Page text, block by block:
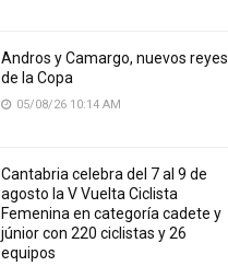
Andros y Camargo, nuevos reyes
de la Copa
05/08/26 10:14 AM
Cantabria celebra del 7 al 9 de
agosto la V Vuelta Ciclista
Femenina en categoría cadete y
júnior con 220 ciclistas y 26
equipos